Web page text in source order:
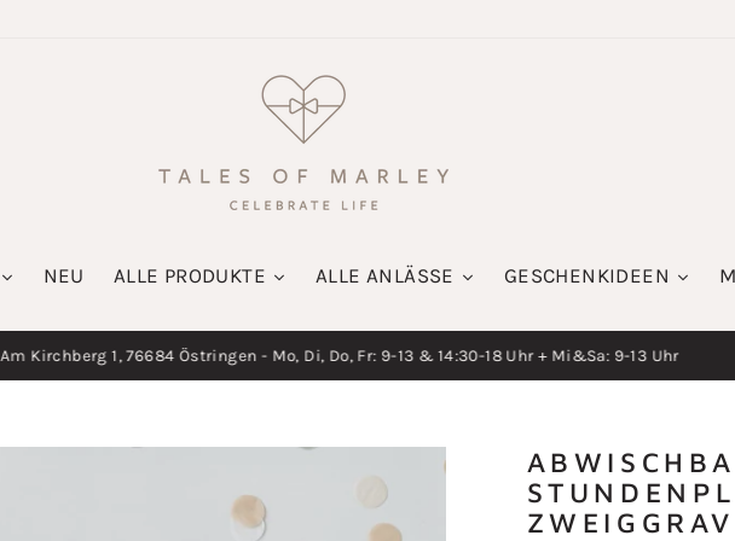
NEU ALLE PRODUKTE ALLE ANLÄSSE GESCHENKIDEEN
Am Kirchberg 1, 76684 Östringen - Mo, Di, Do, Fr: 9-13 & 14:30-18 Uhr + Mi&Sa: 9-13 Uhr